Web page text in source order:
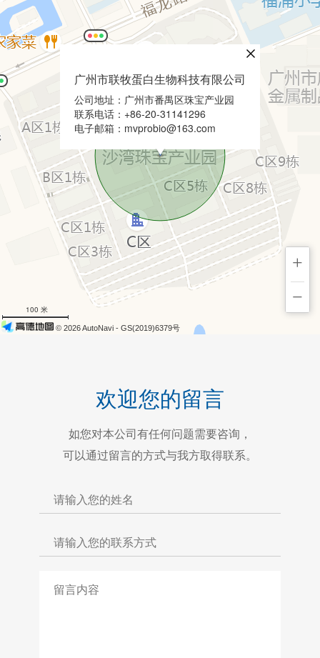
广州市联牧蛋白生物科技有限公司
公司地址：广州市番禺区珠宝产业园
联系电话：+86-20-31141296
电子邮箱：mvprobio@163.com
+
−
100 米
© 2026 AutoNavi - GS(2019)6379号
欢迎您的留言
如您对本公司有任何问题需要咨询，
可以通过留言的方式与我方取得联系。